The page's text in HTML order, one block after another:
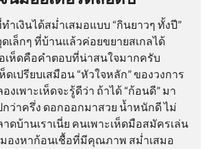
เงินได้สม่ำเสมอแบบ “กินยาวๆ ทั้งปี”
เล็กๆ ที่บ้านแล้วค่อยขยายสเกลได้
เห็ดคือคำตอบที่น่าสนใจมากครับ
ดเปรียบเสมือน “หัวใจหลัก” ของวงการ
งเพาะเห็ดจะรู้ดีว่า ถ้าได้ “ก้อนดี” มา
กว่าครึ่ง ดอกออกมาสวย น้ำหนักดี ไม่
าดบ้านเราเนี่ย คนเพาะเห็ดมือสมัครเล่น
องหาก้อนเชื้อที่มีคุณภาพ สม่ำเสมอ